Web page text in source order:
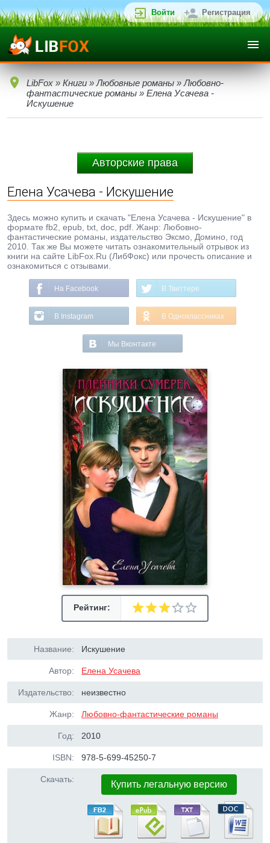
Войти Регистрация
LibFox » Книги » Любовные романы » Любовно-
фантастические романы » Елена Усачева -
Искушение
Авторские права
Елена Усачева - Искушение
Здесь можно купить и скачать "Елена Усачева - Искушение" в
формате fb2, epub, txt, doc, pdf. Жанр: Любовно-
фантастические романы, издательство Эксмо, Домино, год
2010. Так же Вы можете читать ознакомительный отрывок из
книги на сайте LibFox.Ru (ЛибФокс) или прочесть описание и
ознакомиться с отзывами.
На Facebook В Твиттере
В Instagram В Одноклассниках
Мы Вконтакте
Рейтинг:
Название: Искушение
Автор: Елена Усачева
Издательство: неизвестно
Жанр: Любовно-фантастические романы
Год: 2010
ISBN: 978-5-699-45250-7
Скачать: Купить легальную версию